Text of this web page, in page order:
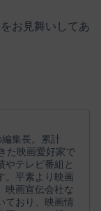
お見舞いしてあ
集長。累計
た映画愛好家で
やテレビ番組と
。平素より映画
映画宣伝会社な
ており、映画情